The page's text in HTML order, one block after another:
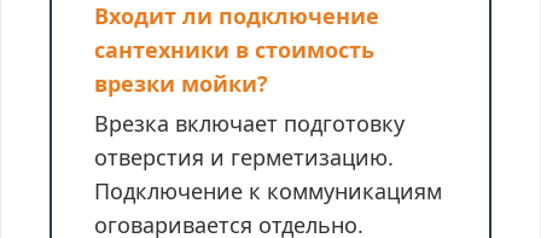
Входит ли подключение
сантехники в стоимость
врезки мойки?
Врезка включает подготовку
отверстия и герметизацию.
Подключение к коммуникациям
оговаривается отдельно.